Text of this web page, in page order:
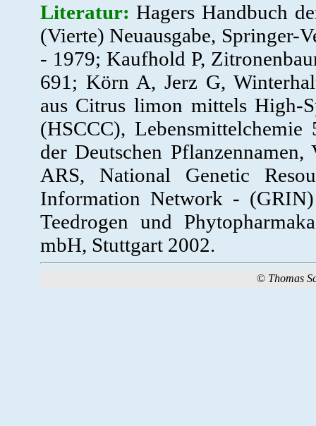
Literatur: Hagers Handbuch
(Vierte) Neuausgabe, Springer-
- 1979; Kaufhold P,
691; Körn A, Jerz G,
aus Citrus limon mittels High-
(HSCCC),
der Deutschen
ARS, National Genetic
Information Network -
Teedrogen und
mbH, Stuttgart 2002.
© Thomas